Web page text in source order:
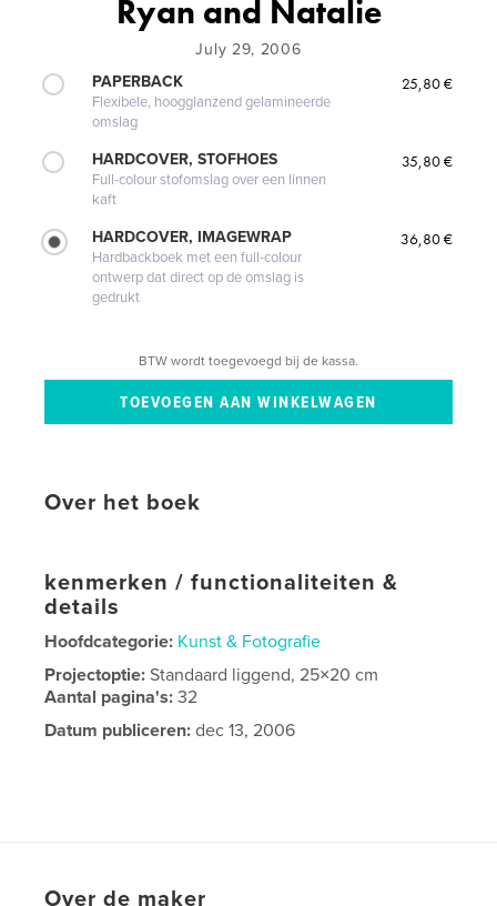
Ryan and Natalie
July 29, 2006
PAPERBACK
Flexibele, hoogglanzend gelamineerde
omslag
25,80 €
HARDCOVER, STOFHOES
Full-colour stofomslag over een linnen
kaft
35,80 €
HARDCOVER, IMAGEWRAP
Hardbackboek met een full-colour
ontwerp dat direct op de omslag is
gedrukt
36,80 €
BTW wordt toegevoegd bij de kassa.
Over het boek
kenmerken / functionaliteiten &
details
Hoofdcategorie: Kunst & Fotografie
Projectoptie:Standaard liggend, 25×20 cm
Aantal pagina's:32
Datum publiceren: dec 13, 2006
Over de maker